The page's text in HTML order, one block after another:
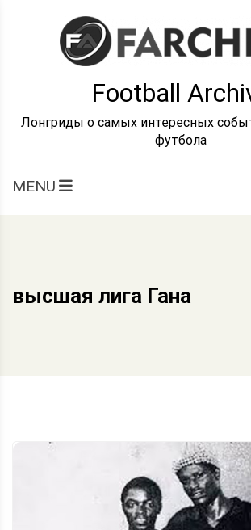
Football
Лонгриды о самых интересных
футбола
MENU
высшая лига Гана